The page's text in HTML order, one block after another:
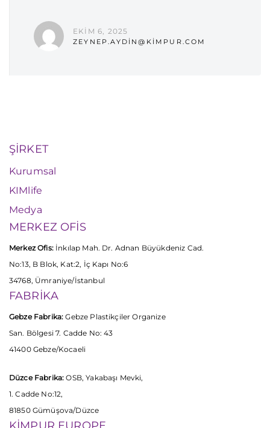
EKIM 6, 2025
ZEYNEP.AYDIN@KIMPUR.COM
ŞİRKET
Kurumsal
KIMlife
Medya
MERKEZ OFİS
Merkez Ofis:İnkılap Mah. Dr. Adnan Büyükdeniz Cad.
No:13, B Blok, Kat:2, İç Kapı No:6
34768, Ümraniye/İstanbul
FABRİKA
Gebze Fabrika: Gebze Plastikçiler Organize
San. Bölgesi 7. Cadde No: 43
41400 Gebze/Kocaeli
Düzce Fabrika: OSB, Yakabaşı Mevki,
1. Cadde No:12,
81850 Gümüşova/Düzce